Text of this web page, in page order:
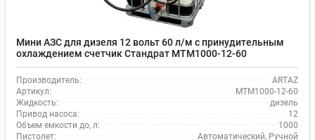
Мини АЗС для дизеля 12 вольт 60 л/м с принудительным
охлаждением счетчик Стандрат MTM1000-12-60
Производитель:
ARTAZ
Артикул:
MTM1000-12-60
Жидкость:
дизель
Привод насоса:
12
Объем емкости до, л:
1000
Пистолет:
Автоматический, Ручной